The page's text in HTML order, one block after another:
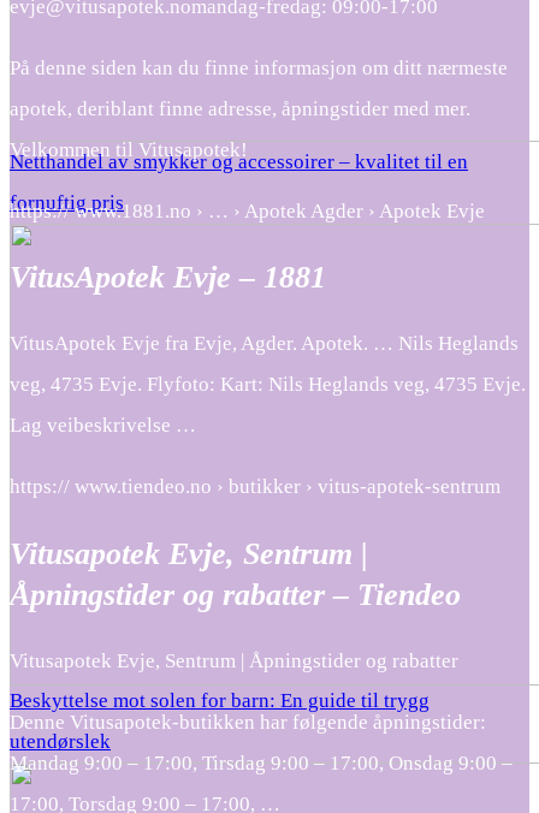
Netthandel av smykker og accessoirer – kvalitet til en
fornuftig pris
Beskyttelse mot solen for barn: En guide til trygg
utendørslek
evje@vitusapotek.nomandag-fredag: 09:00-17:00
På denne siden kan du finne informasjon om ditt nærmeste
apotek, deriblant finne adresse, åpningstider med mer.
Velkommen til Vitusapotek!
https:// www.1881.no › … › Apotek Agder › Apotek Evje
VitusApotek Evje – 1881
VitusApotek Evje fra Evje, Agder. Apotek. … Nils Heglands
veg, 4735 Evje. Flyfoto: Kart: Nils Heglands veg, 4735 Evje.
Lag veibeskrivelse …
https:// www.tiendeo.no › butikker › vitus-apotek-sentrum
Vitusapotek Evje, Sentrum |
Åpningstider og rabatter – Tiendeo
Vitusapotek Evje, Sentrum | Åpningstider og rabatter
Denne Vitusapotek-butikken har følgende åpningstider:
Mandag 9:00 – 17:00, Tirsdag 9:00 – 17:00, Onsdag 9:00 –
17:00, Torsdag 9:00 – 17:00, …